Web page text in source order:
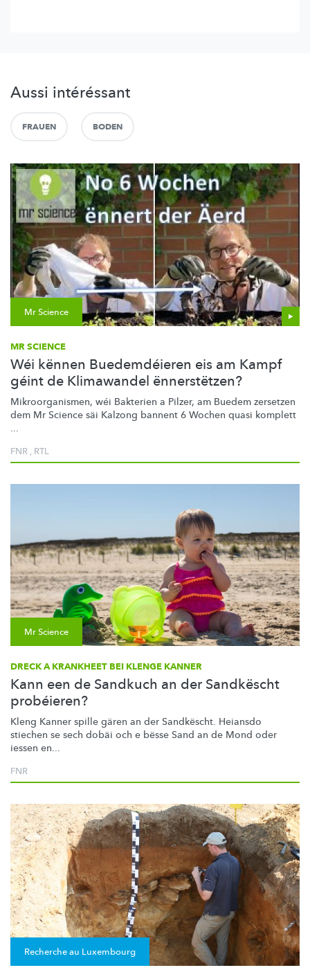
Aussi intéréssant
FRAUEN BODEN
Mr Science
MR SCIENCE
Wéi kënnen Buedemdéieren eis am Kampf
géint de Klimawandel ënnerstëtzen?
Mikroorganismen, wéi Bakterien a Pilzer, am Buedem zersetzen
dem Mr Science säi Kalzong bannent 6 Wochen quasi komplett
...
FNR , RTL
Mr Science
DRECK A KRANKHEET BEI KLENGE KANNER
Kann een de Sandkuch an der Sandkëscht
probéieren?
Kleng Kanner spille gären an der Sandkëscht. Heiansdo
stiechen se sech dobäi och e bësse Sand an de Mond oder
iessen en...
FNR
Recherche au Luxembourg